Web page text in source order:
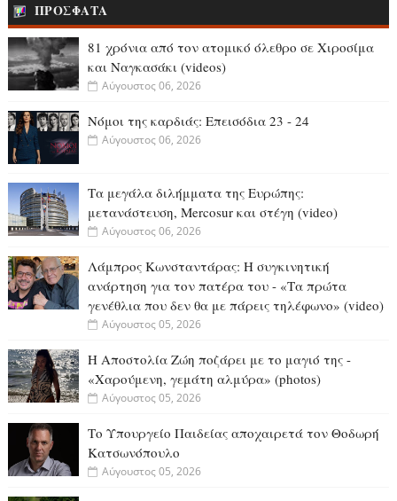
ΠΡΟΣΦΑΤΑ
81 χρόνια από τον ατομικό όλεθρο σε Χιροσίμα
και Ναγκασάκι (videos)
Αύγουστος 06, 2026
Νόμοι της καρδιάς: Επεισόδια 23 - 24
Αύγουστος 06, 2026
Τα μεγάλα διλήμματα της Ευρώπης:
μετανάστευση, Mercosur και στέγη (video)
Αύγουστος 06, 2026
Λάμπρος Κωνσταντάρας: H συγκινητική
ανάρτηση για τον πατέρα του - «Τα πρώτα
γενέθλια που δεν θα με πάρεις τηλέφωνο» (video)
Αύγουστος 05, 2026
Η Αποστολία Ζώη ποζάρει με το μαγιό της -
«Χαρούμενη, γεμάτη αλμύρα» (photos)
Αύγουστος 05, 2026
Το Υπουργείο Παιδείας αποχαιρετά τον Θοδωρή
Κατσωνόπουλο
Αύγουστος 05, 2026